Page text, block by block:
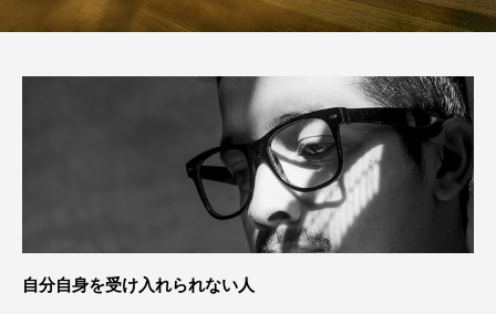
自分自身を受け入れられない人